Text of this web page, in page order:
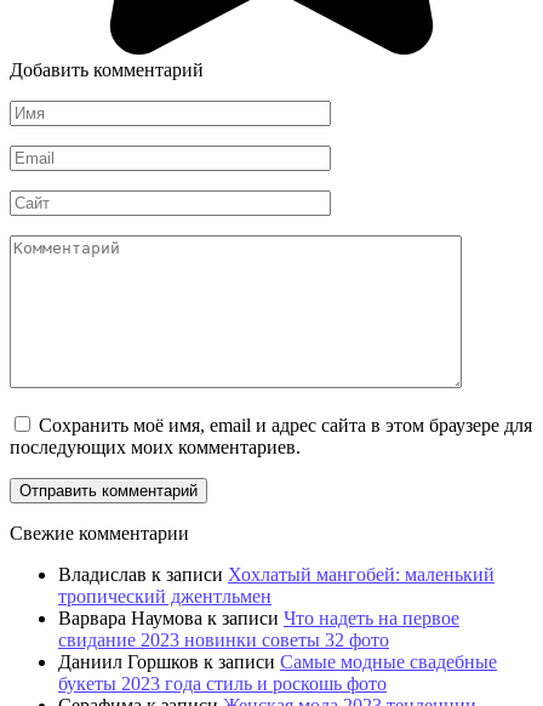
Добавить комментарий
Имя
Email
Сайт
Комментарий
Сохранить моё имя, email и адрес сайта в этом браузере для
последующих моих комментариев.
Свежие комментарии
Владислав к записи Хохлатый мангобей: маленький
тропический джентльмен
Варвара Наумова к записи Что надеть на первое
свидание 2023 новинки советы 32 фото
Даниил Горшков к записи Самые модные свадебные
букеты 2023 года стиль и роскошь фото